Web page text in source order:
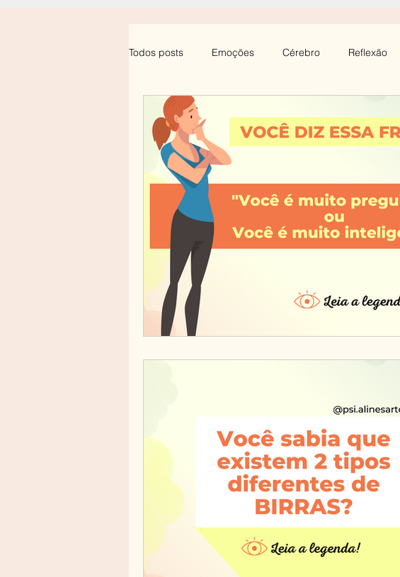
Todos posts Emoções Cérebro Reflexão
Professores
Desenvolvimento Infantil
Sono Luto/Morte Birra/Teimosia
Insegurança